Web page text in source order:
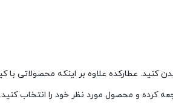
کنید. عطارکده علاوه بر اینکه محصولاتی
کرده و محصول مورد نظر خود را انتخاب کنید.